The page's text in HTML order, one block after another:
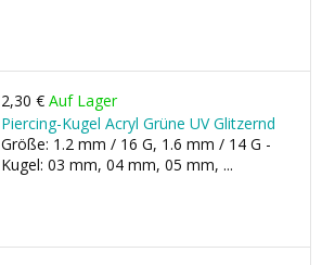
2,30 € Auf Lager
Piercing-Kugel Acryl Grüne UV Glitzernd
Größe: 1.2 mm / 16 G, 1.6 mm / 14 G -
Kugel: 03 mm, 04 mm, 05 mm, ...